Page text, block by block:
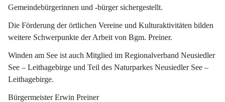
Gemeindebürgerinnen und -bürger sichergestellt.
Die Förderung der örtlichen Vereine und Kulturaktivitäten bilden
weitere Schwerpunkte der Arbeit von Bgm. Preiner.
Winden am See ist auch Mitglied im Regionalverband Neusiedler
See – Leithagebirge und Teil des Naturparkes Neusiedler See –
Leithagebirge.
Bürgermeister Erwin Preiner